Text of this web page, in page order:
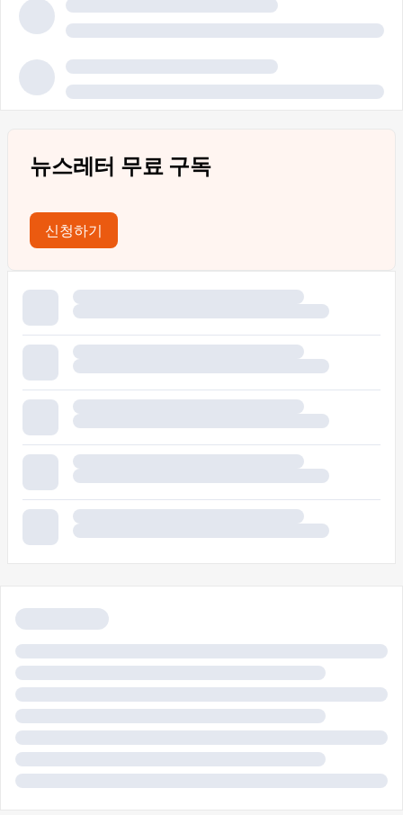
뉴스레터 무료 구독
신청하기